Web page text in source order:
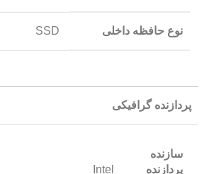
نوع حافظه داخلی SSD
پردازنده گرافیکی
سازنده
پردازنده
Intel